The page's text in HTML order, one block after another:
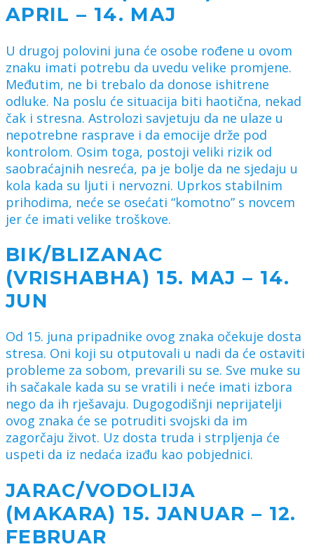
APRIL – 14. MAJ
U drugoj polovini juna će osobe rođene u ovom
znaku imati potrebu da uvedu velike promjene.
Međutim, ne bi trebalo da donose ishitrene
odluke. Na poslu će situacija biti haotična, nekad
čak i stresna. Astrolozi savjetuju da ne ulaze u
nepotrebne rasprave i da emocije drže pod
kontrolom. Osim toga, postoji veliki rizik od
saobraćajnih nesreća, pa je bolje da ne sjedaju u
kola kada su ljuti i nervozni. Uprkos stabilnim
prihodima, neće se osećati “komotno” s novcem
jer će imati velike troškove.
BIK/BLIZANAC
(VRISHABHA) 15. MAJ – 14.
JUN
Od 15. juna pripadnike ovog znaka očekuje dosta
stresa. Oni koji su otputovali u nadi da će ostaviti
probleme za sobom, prevarili su se. Sve muke su
ih sačakale kada su se vratili i neće imati izbora
nego da ih rješavaju. Dugogodišnji neprijatelji
ovog znaka će se potruditi svojski da im
zagorčaju život. Uz dosta truda i strpljenja će
uspeti da iz nedaća izađu kao pobjednici.
JARAC/VODOLIJA
(MAKARA) 15. JANUAR – 12.
FEBRUAR